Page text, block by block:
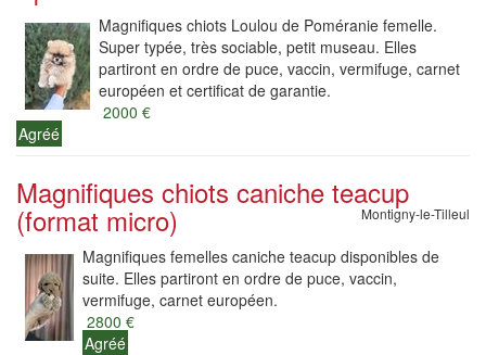
Magnifiques chiots Loulou de Poméranie femelle.
Super typée, très sociable, petit museau. Elles
partiront en ordre de puce, vaccin, vermifuge, carnet
européen et certificat de garantie.
2000 €
Agréé
Magnifiques chiots caniche teacup
(format micro) Montigny-le-Tilleul
Magnifiques femelles caniche teacup disponibles de
suite. Elles partiront en ordre de puce, vaccin,
vermifuge, carnet européen.
2800 €
Agréé